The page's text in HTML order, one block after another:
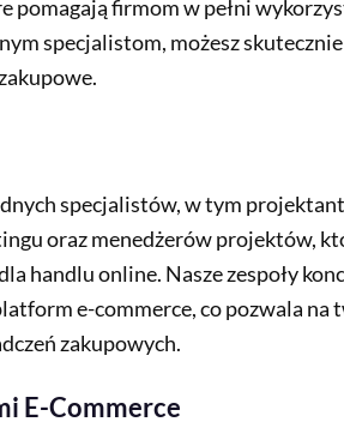
pomagają firmom w pełni
specjalistom, możesz
specjalistów, w tym
oraz menedżerów projektów,
handlu online. Nasze zespoły
e-commerce, co pozwala na
zakupowych.
E-Commerce